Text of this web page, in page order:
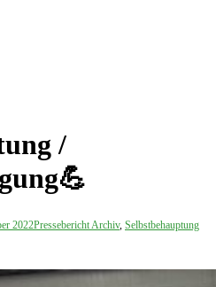
/
2022Pressebericht Archiv, Selbstbehauptung